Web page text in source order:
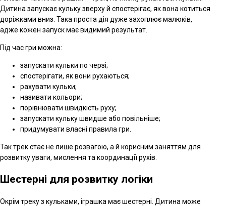
Дитина запускає кульку зверху й спостерігає, як вона котиться
доріжками вниз. Така проста дія дуже захоплює малюків,
адже кожен запуск має видимий результат.
Під час гри можна:
запускати кульки по черзі;
спостерігати, як вони рухаються;
рахувати кульки;
називати кольори;
порівнювати швидкість руху;
запускати кульку швидше або повільніше;
придумувати власні правила гри.
Так трек стає не лише розвагою, а й корисним заняттям для
розвитку уваги, мислення та координації рухів.
Шестерні для розвитку логіки
Окрім треку з кульками, іграшка має шестерні. Дитина може